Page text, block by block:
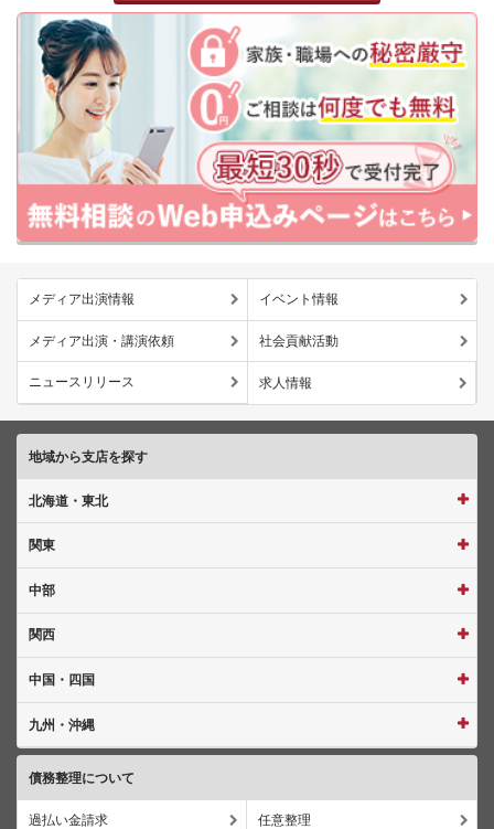
メディア出演情報 イベント情報
メディア出演・講演依頼 社会貢献活動
ニュースリリース 求人情報
地域から支店を探す
北海道・東北
関東
中部
関西
中国・四国
九州・沖縄
債務整理について
過払い金請求 任意整理